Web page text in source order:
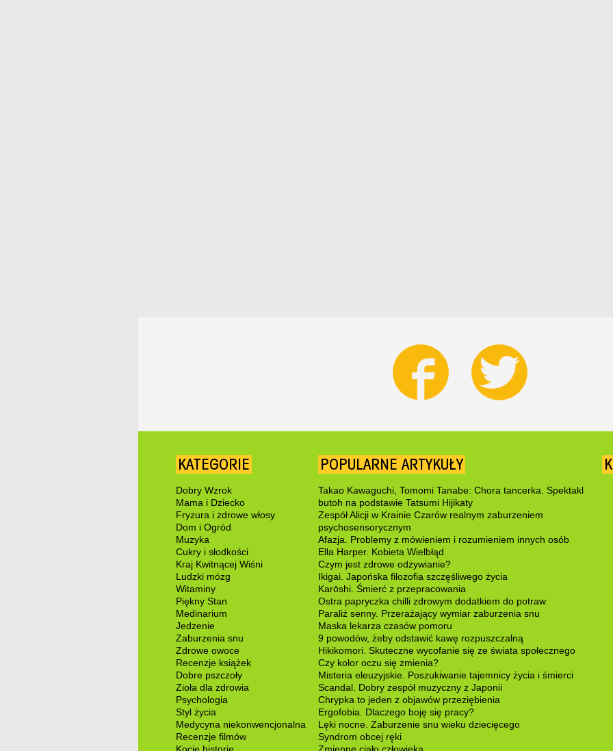
KATEGORIE
Dobry Wzrok
Mama i Dziecko
Fryzura i zdrowe włosy
Dom i Ogród
Muzyka
Cukry i słodkości
Kraj Kwitnącej Wiśni
Ludzki mózg
Witaminy
Piękny Stan
Medinarium
Jedzenie
Zaburzenia snu
Zdrowe owoce
Recenzje książek
Dobre pszczoły
Zioła dla zdrowia
Psychologia
Styl życia
Medycyna niekonwencjonalna
Recenzje filmów
POPULARNE ARTYKUŁY
Takao Kawaguchi, Tomomi Tanabe: Chora tancerka. Spektakl
butoh na podstawie Tatsumi Hijikaty
Zespół Alicji w Krainie Czarów realnym zaburzeniem
psychosensorycznym
Afazja. Problemy z mówieniem i rozumieniem innych osób
Ella Harper. Kobieta Wielbłąd
Czym jest zdrowe odżywianie?
Ikigai. Japońska filozofia szczęśliwego życia
Karōshi. Śmierć z przepracowania
Ostra papryczka chilli zdrowym dodatkiem do potraw
Paraliż senny. Przerażający wymiar zaburzenia snu
Maska lekarza czasów pomoru
9 powodów, żeby odstawić kawę rozpuszczalną
Hikikomori. Skuteczne wycofanie się ze świata społecznego
Czy kolor oczu się zmienia?
Misteria eleuzyjskie. Poszukiwanie tajemnicy życia i śmierci
Scandal. Dobry zespół muzyczny z Japonii
Chrypka to jeden z objawów przeziębienia
Ergofobia. Dlaczego boję się pracy?
Lęki nocne. Zaburzenie snu wieku dziecięcego
Syndrom obcej ręki